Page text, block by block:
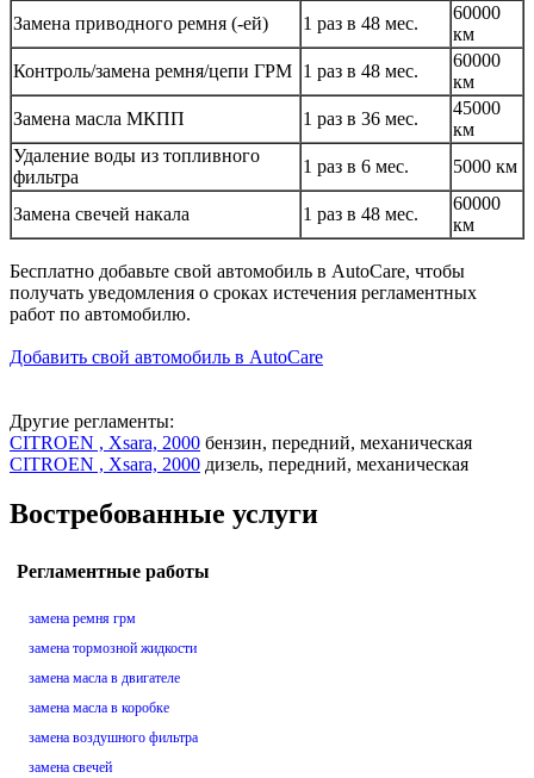
Замена приводного ремня (-ей)
1 раз в 48 мес.
60000
км
Контроль/замена ремня/цепи ГРМ 1 раз в 48 мес.
60000
км
Замена масла МКПП
1 раз в 36 мес.
45000
км
Удаление воды из топливного
фильтра
1 раз в 6 мес. 5000 км
Замена свечей накала 1 раз в 48 мес.
60000
км
Бесплатно добавьте свой автомобиль в AutoCare, чтобы
получать уведомления о сроках истечения регламентных
работ по автомобилю.
Добавить свой автомобиль в AutoCare
Другие регламенты:
CITROEN , Xsara, 2000 бензин, передний, механическая
CITROEN , Xsara, 2000 дизель, передний, механическая
Востребованные услуги
Регламентные работы
замена ремня грм
замена тормозной жидкости
замена масла в двигателе
замена масла в коробке
замена воздушного фильтра
замена свечей